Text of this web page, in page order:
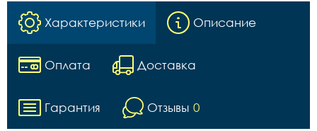
Характеристики Описание
Оплата Доставка
Гарантия Отзывы 0